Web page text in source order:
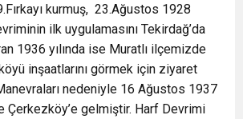
kurmuş, 23.Ağustos 1928
ilk uygulamasını Tekirdağ’da
1936 yılında ise Muratlı ilçemizde
inşaatlarını görmek için ziyaret
nedeniyle 16 Ağustos 1937
Çerkezköy’e gelmiştir. Harf Devrimi